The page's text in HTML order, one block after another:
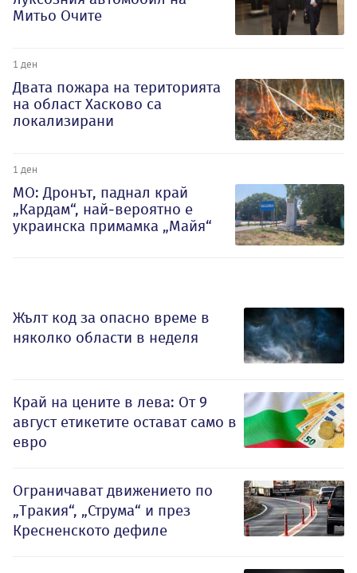
Митьо Очите
1 ден
Двата пожара на територията
на област Хасково са
локализирани
1 ден
МО: Дронът, паднал край
„Кардам“, най-вероятно е
украинска примамка „Майя“
Жълт код за опасно време в
няколко области в неделя
Край на цените в лева: От 9
август етикетите остават само в
евро
Ограничават движението по
„Тракия“, „Струма“ и през
Кресненското дефиле